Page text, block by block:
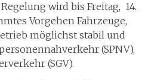
wird bis Freitag, 14.
Vorgehen Fahrzeuge,
möglichst stabil und
(SPNV),
(SGV).